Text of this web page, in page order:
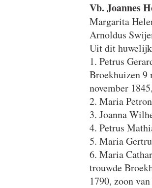
Vb. Joannes
Margarita
Arnoldus
Uit dit
1. Petrus
Broekhuizen 9
november
2. Maria
3. Joanna
4. Petrus
5. Maria
6. Maria
trouwde
1790, zoon